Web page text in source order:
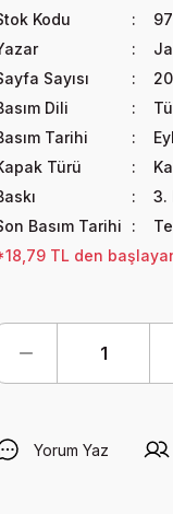
Kodu
Sayısı
Dili
Tarihi
Türü
3.
Basım Tarihi
TL den
Yorum Yaz